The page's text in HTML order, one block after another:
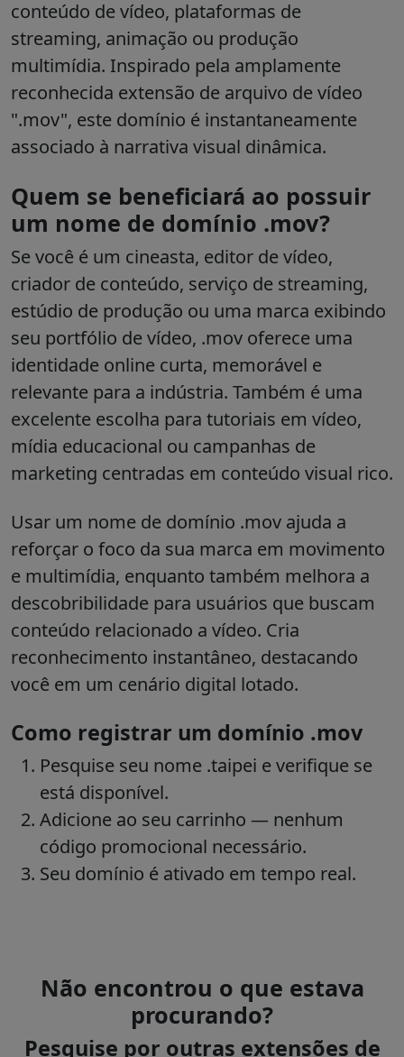
conteúdo de vídeo, plataformas de
streaming, animação ou produção
multimídia. Inspirado pela amplamente
reconhecida extensão de arquivo de vídeo
".mov", este domínio é instantaneamente
associado à narrativa visual dinâmica.
Quem se beneficiará ao possuir
um nome de domínio .mov?
Se você é um cineasta, editor de vídeo,
criador de conteúdo, serviço de streaming,
estúdio de produção ou uma marca exibindo
seu portfólio de vídeo, .mov oferece uma
identidade online curta, memorável e
relevante para a indústria. Também é uma
excelente escolha para tutoriais em vídeo,
mídia educacional ou campanhas de
marketing centradas em conteúdo visual rico.
Usar um nome de domínio .mov ajuda a
reforçar o foco da sua marca em movimento
e multimídia, enquanto também melhora a
descobribilidade para usuários que buscam
conteúdo relacionado a vídeo. Cria
reconhecimento instantâneo, destacando
você em um cenário digital lotado.
Como registrar um domínio .mov
Pesquise seu nome .taipei e verifique se
está disponível.
Adicione ao seu carrinho — nenhum
código promocional necessário.
Seu domínio é ativado em tempo real.
Não encontrou o que estava
procurando?
Pesquise por outras extensões de